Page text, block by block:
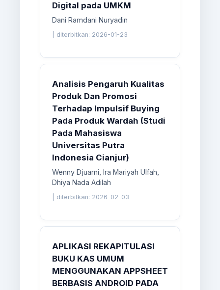
Digital pada UMKM
Dani Ramdani Nuryadin
diterbitkan: 2026-01-23
Analisis Pengaruh Kualitas
Produk Dan Promosi
Terhadap Impulsif Buying
Pada Produk Wardah (Studi
Pada Mahasiswa
Universitas Putra
Indonesia Cianjur)
Wenny Djuarni, Ira Mariyah Ulfah,
Dhiya Nada Adilah
diterbitkan: 2026-02-03
APLIKASI REKAPITULASI
BUKU KAS UMUM
MENGGUNAKAN APPSHEET
BERBASIS ANDROID PADA